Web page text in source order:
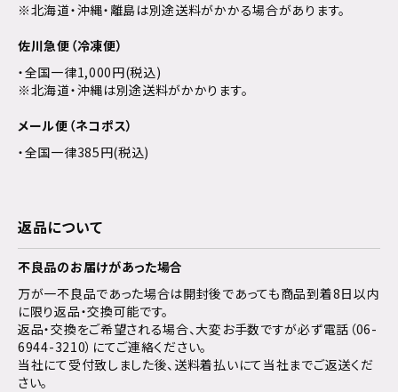
※北海道・沖縄・離島は別途送料がかかる場合があります。
佐川急便（冷凍便）
・全国一律1,000円(税込)
※北海道・沖縄は別途送料がかかります。
メール便（ネコポス）
・全国一律385円(税込)
返品について
不良品のお届けがあった場合
万が一不良品であった場合は開封後であっても商品到着8日以内
に限り返品・交換可能です。
返品・交換をご希望される場合、大変お手数ですが必ず電話（06-
6944-3210）にてご連絡ください。
当社にて受付致しました後、送料着払いにて当社までご返送くだ
さい。